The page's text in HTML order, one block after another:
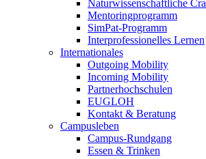
Naturwissenschaftliche
Mentoringprogramm
SimPat-Programm
Interprofessionelles Lernen
Internationales
Outgoing Mobility
Incoming Mobility
Partnerhochschulen
EUGLOH
Kontakt & Beratung
Campusleben
Campus-Rundgang
Essen & Trinken